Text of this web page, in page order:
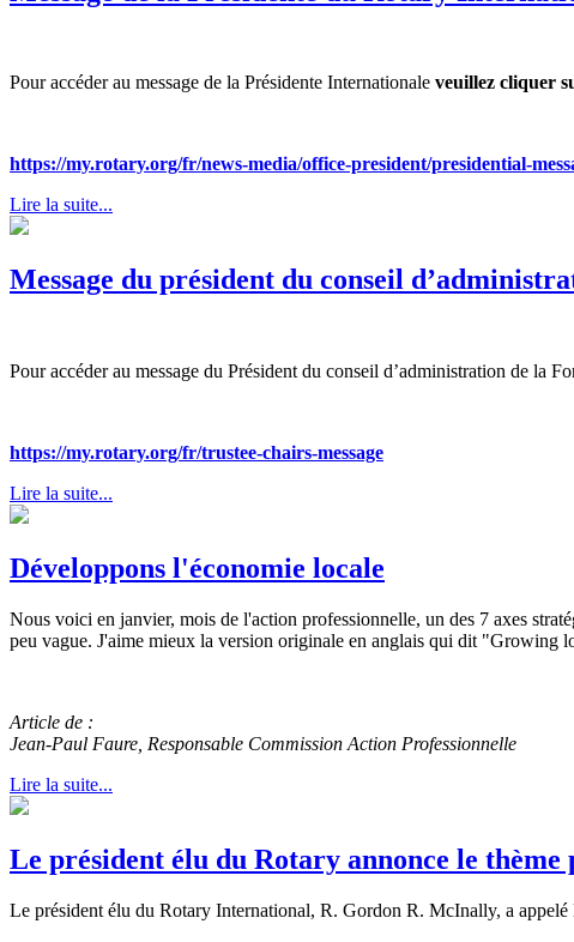
Pour accéder au message de la Présidente Internationale veuillez cliquer
https://my.rotary.org/fr/news-media/office-president/presidential-
Lire la suite...
Message du président du conseil
Pour accéder au message du Président du conseil d’administration de la
https://my.rotary.org/fr/trustee-chairs-message
Lire la suite...
Développons l'économie locale
Nous voici en janvier, mois de l'action professionnelle, un des 7 axes
peu vague. J'aime mieux la version originale en anglais qui dit
Article de :
Jean-Paul Faure, Responsable Commission Action Professionnelle
Lire la suite...
Le président élu du Rotary annonce le thème
Le président élu du Rotary International, R. Gordon R. McInally, a appelé